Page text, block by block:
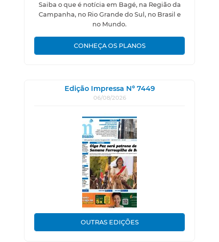
Saiba o que é notícia em Bagé, na Região da
Campanha, no Rio Grande do Sul, no Brasil e
no Mundo.
CONHEÇA OS PLANOS
Edição Impressa Nº 7449
06/08/2026
OUTRAS EDIÇÕES